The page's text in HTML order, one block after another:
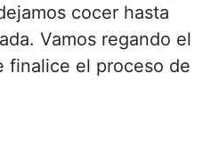
cocer hasta
Vamos regando el
finalice el proceso de